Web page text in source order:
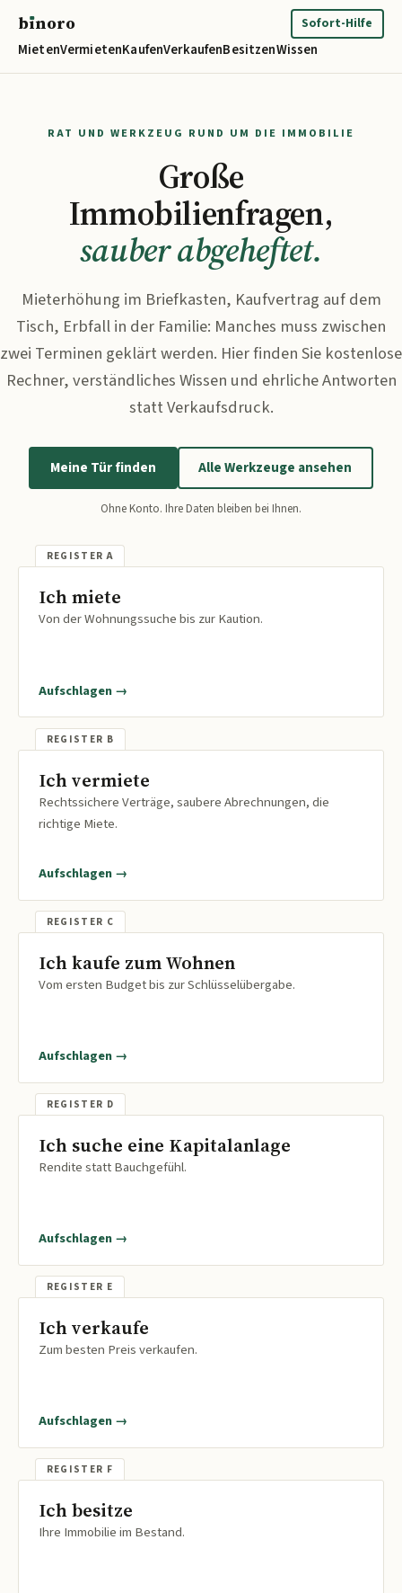
bınoro
MietenVermietenKaufenVerkaufenBesitzenWissen
Sofort-Hilfe
RAT UND WERKZEUG RUND UM DIE IMMOBILIE
Große
Immobilienfragen,
sauber abgeheftet.
Mieterhöhung im Briefkasten, Kaufvertrag auf dem
Tisch, Erbfall in der Familie: Manches muss zwischen
zwei Terminen geklärt werden. Hier finden Sie kostenlose
Rechner, verständliches Wissen und ehrliche Antworten
statt Verkaufsdruck.
Meine Tür finden Alle Werkzeuge ansehen
Ohne Konto. Ihre Daten bleiben bei Ihnen.
Ich miete
Von der Wohnungssuche bis zur Kaution.
Aufschlagen →
Ich vermiete
Rechtssichere Verträge, saubere Abrechnungen, die
richtige Miete.
Aufschlagen →
Ich kaufe zum Wohnen
Vom ersten Budget bis zur Schlüsselübergabe.
Aufschlagen →
Ich suche eine Kapitalanlage
Rendite statt Bauchgefühl.
Aufschlagen →
Ich verkaufe
Zum besten Preis verkaufen.
Aufschlagen →
Ich besitze
Ihre Immobilie im Bestand.